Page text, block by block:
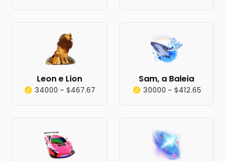
Leon e Lion
34000 ~ $467.67
Sam, a Baleia
30000 ~ $412.65